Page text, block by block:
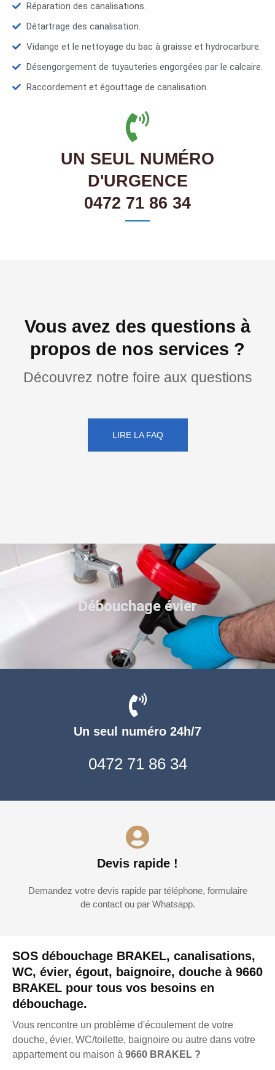
Réparation des canalisations.
Détartrage des canalisation.
Vidange et le nettoyage du bac à graisse et hydrocarbure.
Désengorgement de tuyauteries engorgées par le calcaire.
Raccordement et égouttage de canalisation.
UN SEUL NUMÉRO
D'URGENCE
0472 71 86 34
Vous avez des questions à
propos de nos services ?
Découvrez notre foire aux questions
LIRE LA FAQ
SOS débouchage BRAKEL, canalisations,
WC, évier, égout, baignoire, douche à 9660
BRAKEL pour tous vos besoins en
débouchage.
Vous rencontre un problème d'écoulement de votre
douche, évier, WC/toilette, baignoire ou autre dans votre
appartement ou maison à 9660 BRAKEL ?
Un seul numéro 24h/7
0472 71 86 34
Devis rapide !
Demandez votre devis rapide par téléphone, formulaire
de contact ou par Whatsapp.
Débouchage évier